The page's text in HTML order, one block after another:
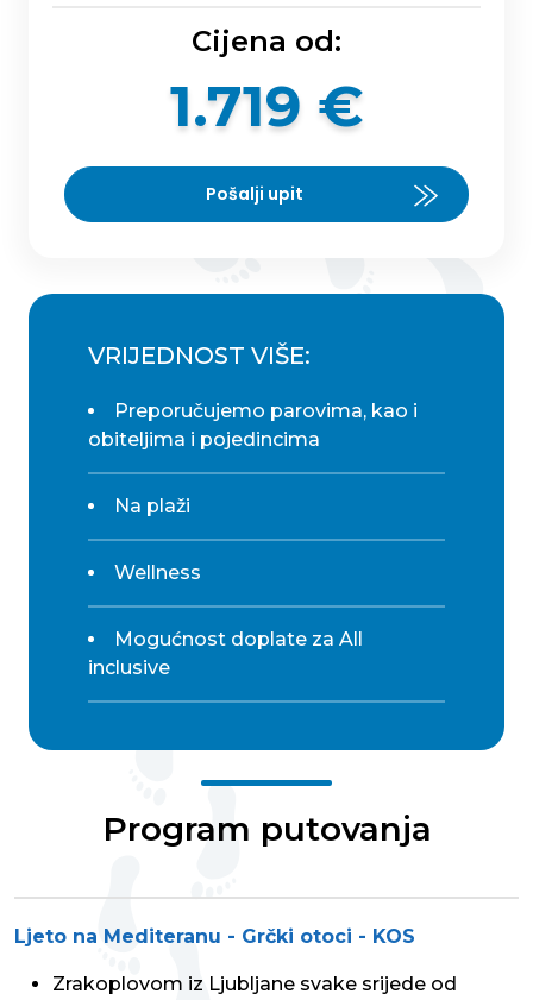
Cijena od:
1.719 €
Pošalji upit
VRIJEDNOST VIŠE:
Preporučujemo parovima, kao i
obiteljima i pojedincima
Na plaži
Wellness
Mogućnost doplate za All
inclusive
Program putovanja
Ljeto na Mediteranu - Grčki otoci - KOS
Zrakoplovom iz Ljubljane svake srijede od